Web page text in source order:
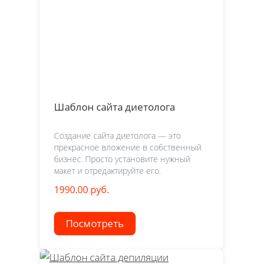
Шаблон сайта диетолога
Создание сайта диетолога — это
прекрасное вложение в собственный
бизнес. Просто установите нужный
макет и отредактируйте его.
1990.00 руб.
Посмотреть